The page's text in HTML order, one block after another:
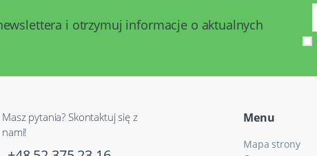
i otrzymuj informacje o aktualnych
Masz pytania? Skontaktuj się z
nami!
Menu
Mapa strony